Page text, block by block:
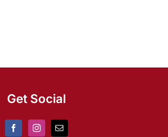
Get Social